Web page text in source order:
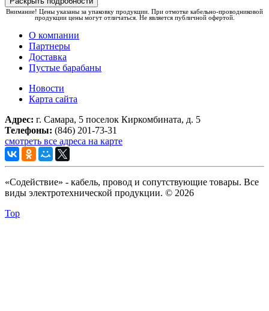
Внимание! Цены указаны за упаковку продукции. При отмотке кабельно-проводниковой
продукции цены могут отличаться. Не является публичной офертой.
О компании
Партнеры
Доставка
Пустые барабаны
Новости
Карта сайта
Адрес: г. Самара, 5 поселок Киркомбината, д. 5
Телефоны: (846) 201-73-31
смотреть все адреса на карте
«Содействие» - кабель, провод и сопутствующие товары. Все
виды электротехнической продукции. © 2026
Top